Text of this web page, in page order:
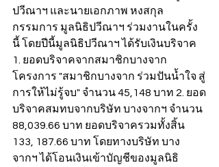
ปวีณาฯ และนายเอกภาพ หงสกุล
กรรมการ มูลนิธิปวีณาฯ ร่วมงานในครั้ง
นี้ โดยปีนี้มูลนิธิปวีณาฯ ได้รับเงินบริจาค
1. ยอดบริจาคจากสมาชิกบางจาก
โครงการ "สมาชิกบางจาก ร่วมปันน้ำใจ สู่
การให้ไม่รู้จบ" จำนวน 45,148 บาท 2. ยอด
บริจาคสมทบจากบริษัท บางจากฯ จำนวน
88,039.66 บาท ยอดบริจาครวมทั้งสิ้น
133, 187.66 บาท โดยทางบริษัท บาง
จากฯ ได้โอนเงินเข้าบัญชีของมูลนิธิ